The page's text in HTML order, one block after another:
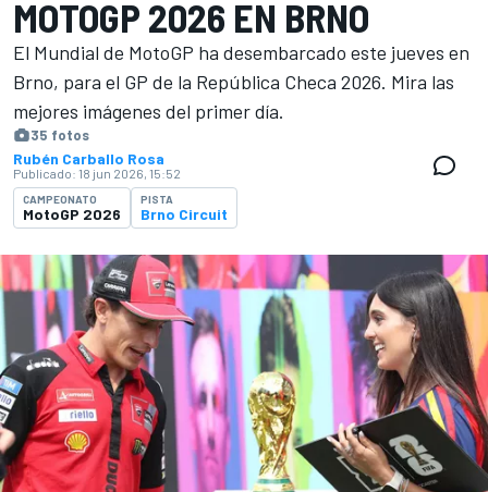
MOTOGP 2026 EN BRNO
El Mundial de MotoGP ha desembarcado este jueves en
Brno, para el GP de la República Checa 2026. Mira las
mejores imágenes del primer día.
35 fotos
Rubén Carballo Rosa
Publicado: 18 jun 2026, 15:52
CAMPEONATO
MotoGP 2026
PISTA
Brno Circuit